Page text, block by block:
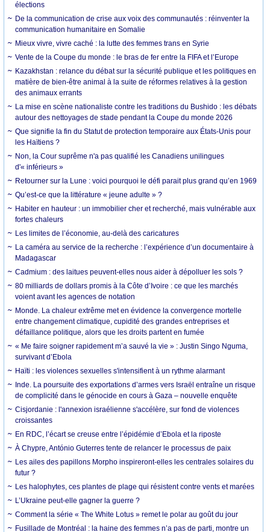
élections
De la communication de crise aux voix des communautés : réinventer la
communication humanitaire en Somalie
Mieux vivre, vivre caché : la lutte des femmes trans en Syrie
Vente de la Coupe du monde : le bras de fer entre la FIFA et l’Europe
Kazakhstan : relance du débat sur la sécurité publique et les politiques en
matière de bien-être animal à la suite de réformes relatives à la gestion
des animaux errants
La mise en scène nationaliste contre les traditions du Bushido : les débats
autour des nettoyages de stade pendant la Coupe du monde 2026
Que signifie la fin du Statut de protection temporaire aux États-Unis pour
les Haïtiens ?
Non, la Cour suprême n'a pas qualifié les Canadiens unilingues
d'« inférieurs »
Retourner sur la Lune : voici pourquoi le défi parait plus grand qu’en 1969
Qu’est-ce que la littérature « jeune adulte » ?
Habiter en hauteur : un immobilier cher et recherché, mais vulnérable aux
fortes chaleurs
Les limites de l’économie, au-delà des caricatures
La caméra au service de la recherche : l’expérience d’un documentaire à
Madagascar
Cadmium : des laitues peuvent-elles nous aider à dépolluer les sols ?
80 milliards de dollars promis à la Côte d’Ivoire : ce que les marchés
voient avant les agences de notation
Monde. La chaleur extrême met en évidence la convergence mortelle
entre changement climatique, cupidité des grandes entreprises et
défaillance politique, alors que les droits partent en fumée
« Me faire soigner rapidement m’a sauvé la vie » : Justin Singo Nguma,
survivant d’Ebola
Haïti : les violences sexuelles s'intensifient à un rythme alarmant
Inde. La poursuite des exportations d’armes vers Israël entraîne un risque
de complicité dans le génocide en cours à Gaza – nouvelle enquête
Cisjordanie : l'annexion israélienne s'accélère, sur fond de violences
croissantes
En RDC, l’écart se creuse entre l’épidémie d’Ebola et la riposte
À Chypre, António Guterres tente de relancer le processus de paix
Les ailes des papillons Morpho inspireront-elles les centrales solaires du
futur ?
Les halophytes, ces plantes de plage qui résistent contre vents et marées
L’Ukraine peut-elle gagner la guerre ?
Comment la série « The White Lotus » remet le polar au goût du jour
Fusillade de Montréal : la haine des femmes n’a pas de parti, montre un